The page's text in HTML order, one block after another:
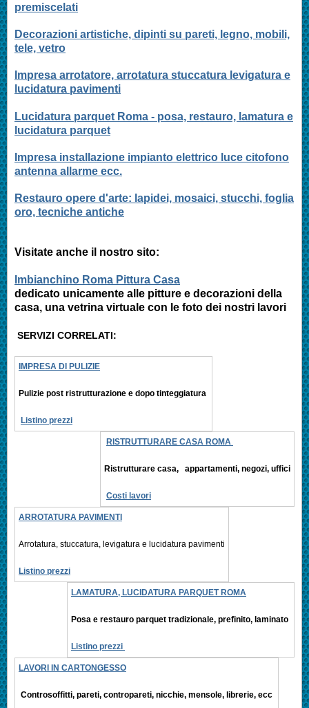
premiscelati
Decorazioni artistiche, dipinti su pareti, legno, mobili,
tele, vetro
Impresa arrotatore, arrotatura stuccatura levigatura e
lucidatura pavimenti
Lucidatura parquet Roma - posa, restauro, lamatura e
lucidatura parquet
Impresa installazione impianto elettrico luce citofono
antenna allarme ecc.
Restauro opere d'arte: lapidei, mosaici, stucchi, foglia
oro, tecniche antiche
Visitate anche il nostro sito:
Imbianchino Roma Pittura Casa
dedicato unicamente alle pitture e decorazioni della
casa, una vetrina virtuale con le foto dei nostri lavori
SERVIZI CORRELATI:
IMPRESA DI PULIZIE
Pulizie post ristrutturazione e dopo tinteggiatura
Listino prezzi
RISTRUTTURARE CASA ROMA
Ristrutturare casa, appartamenti, negozi, uffici
Costi lavori
ARROTATURA PAVIMENTI
Arrotatura, stuccatura, levigatura e lucidatura pavimenti
Listino prezzi
LAMATURA, LUCIDATURA PARQUET ROMA
Posa e restauro parquet tradizionale, prefinito, laminato
Listino prezzi
LAVORI IN CARTONGESSO
Controsoffitti, pareti, contropareti, nicchie, mensole, librerie, ecc